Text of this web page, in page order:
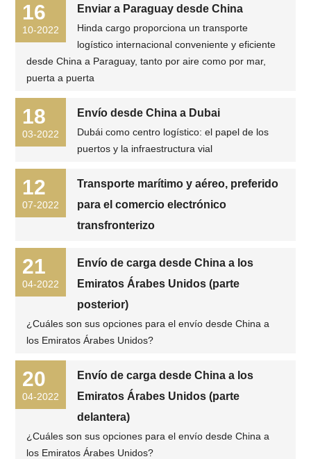
16
10-2022
Enviar a Paraguay desde China
Hinda cargo proporciona un transporte
logístico internacional conveniente y eficiente
desde China a Paraguay, tanto por aire como por mar,
puerta a puerta
18
03-2022
Envío desde China a Dubai
Dubái como centro logístico: el papel de los
puertos y la infraestructura vial
12
07-2022
Transporte marítimo y aéreo, preferido
para el comercio electrónico
transfronterizo
21
04-2022
Envío de carga desde China a los
Emiratos Árabes Unidos (parte
posterior)
¿Cuáles son sus opciones para el envío desde China a
los Emiratos Árabes Unidos?
20
04-2022
Envío de carga desde China a los
Emiratos Árabes Unidos (parte
delantera)
¿Cuáles son sus opciones para el envío desde China a
los Emiratos Árabes Unidos?